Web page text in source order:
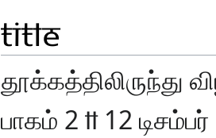
Title
தூக்கத்திலிருந்து
பாகம் 2 ll 12